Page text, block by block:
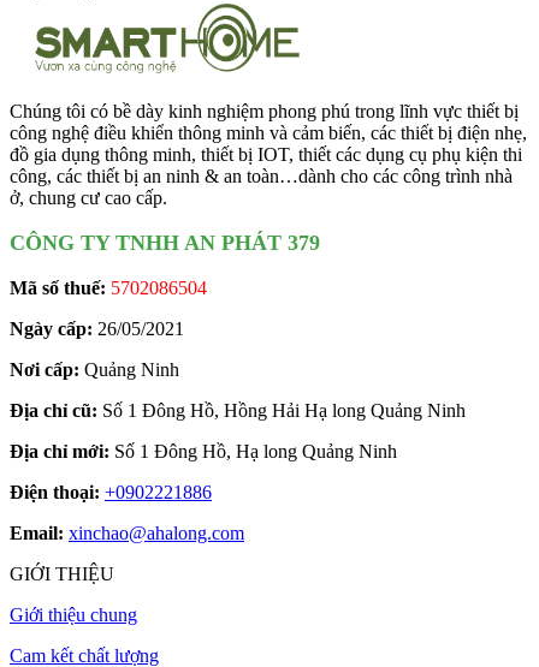
Chúng tôi có bề dày kinh nghiệm phong phú trong lĩnh vực thiết bị
công nghệ điều khiển thông minh và cảm biến, các thiết bị điện nhẹ,
đồ gia dụng thông minh, thiết bị IOT, thiết các dụng cụ phụ kiện thi
công, các thiết bị an ninh & an toàn…dành cho các công trình nhà
ở, chung cư cao cấp.
CÔNG TY TNHH AN PHÁT 379
Mã số thuế: 5702086504
Ngày cấp: 26/05/2021
Nơi cấp: Quảng Ninh
Địa chỉ cũ: Số 1 Đông Hồ, Hồng Hải Hạ long Quảng Ninh
Địa chỉ mới: Số 1 Đông Hồ, Hạ long Quảng Ninh
Điện thoại: +0902221886
Email: xinchao@ahalong.com
GIỚI THIỆU
Giới thiệu chung
Cam kết chất lượng